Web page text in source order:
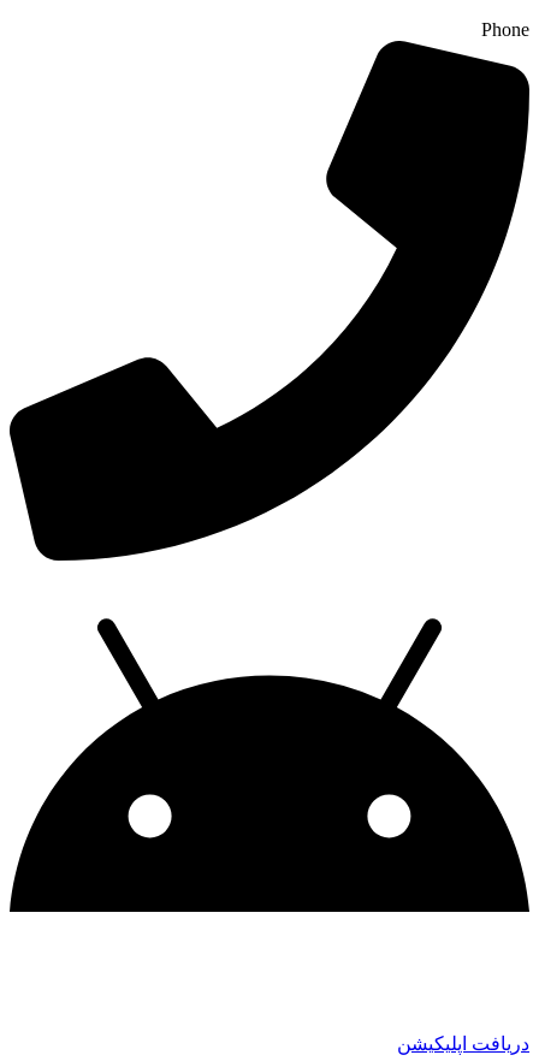
Phone
دریافت اپلیکیشن